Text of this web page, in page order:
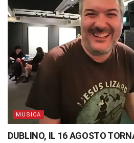
MUSICA
DUBLINO, IL 16 AGOSTO